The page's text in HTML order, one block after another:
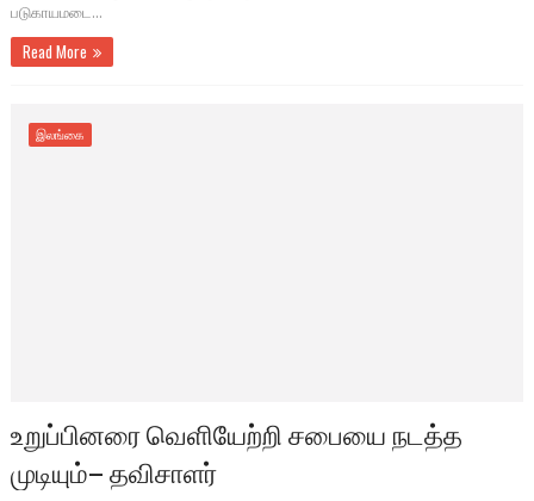
படுகாயமடை...
Read More
இலங்கை
உறுப்பினரை வெளியேற்றி சபையை நடத்த
முடியும்– தவிசாளர்